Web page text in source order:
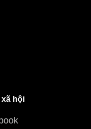
xã hội